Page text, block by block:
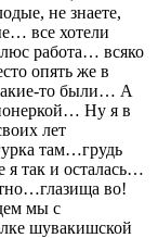
не знаете,
все хотели
работа… всяко
опять же в
то были… А
Ну я в
лет
там…грудь
так и осталась…
во!
мы с
шувакишской